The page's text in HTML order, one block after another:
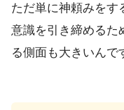
ただ単に神頼みをす
意識を引き締めるた
る側面も大きいんで